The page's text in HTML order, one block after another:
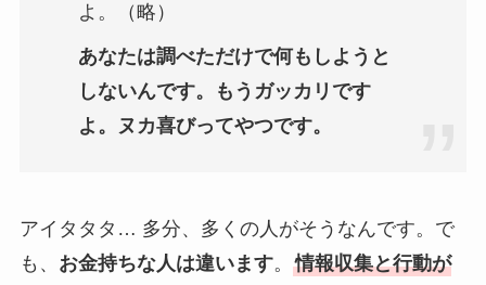
よ。（略）
あなたは調べただけで何もしようと
しないんです。もうガッカリです
よ。ヌカ喜びってやつです。
アイタタタ… 多分、多くの人がそうなんです。で
も、 お金持ちな人は違います。 情報収集と行動が